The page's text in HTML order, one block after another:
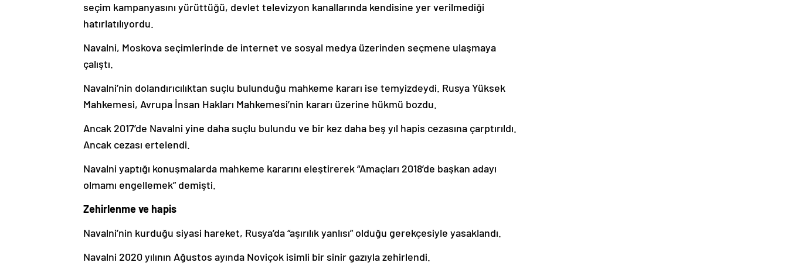
seçim kampanyasını yürüttüğü, devlet televizyon kanallarında kendisine yer verilmediği
hatırlatılıyordu.
Navalni, Moskova seçimlerinde de internet ve sosyal medya üzerinden seçmene ulaşmaya
çalıştı.
Navalni’nin dolandırıcılıktan suçlu bulunduğu mahkeme kararı ise temyizdeydi. Rusya Yüksek
Mahkemesi, Avrupa İnsan Hakları Mahkemesi’nin kararı üzerine hükmü bozdu.
Ancak 2017’de Navalni yine daha suçlu bulundu ve bir kez daha beş yıl hapis cezasına çarptırıldı.
Ancak cezası ertelendi.
Navalni yaptığı konuşmalarda mahkeme kararını eleştirerek “Amaçları 2018’de başkan adayı
olmamı engellemek” demişti.
Zehirlenme ve hapis
Navalni’nin kurduğu siyasi hareket, Rusya’da “aşırılık yanlısı” olduğu gerekçesiyle yasaklandı.
Navalni 2020 yılının Ağustos ayında Noviçok isimli bir sinir gazıyla zehirlendi.